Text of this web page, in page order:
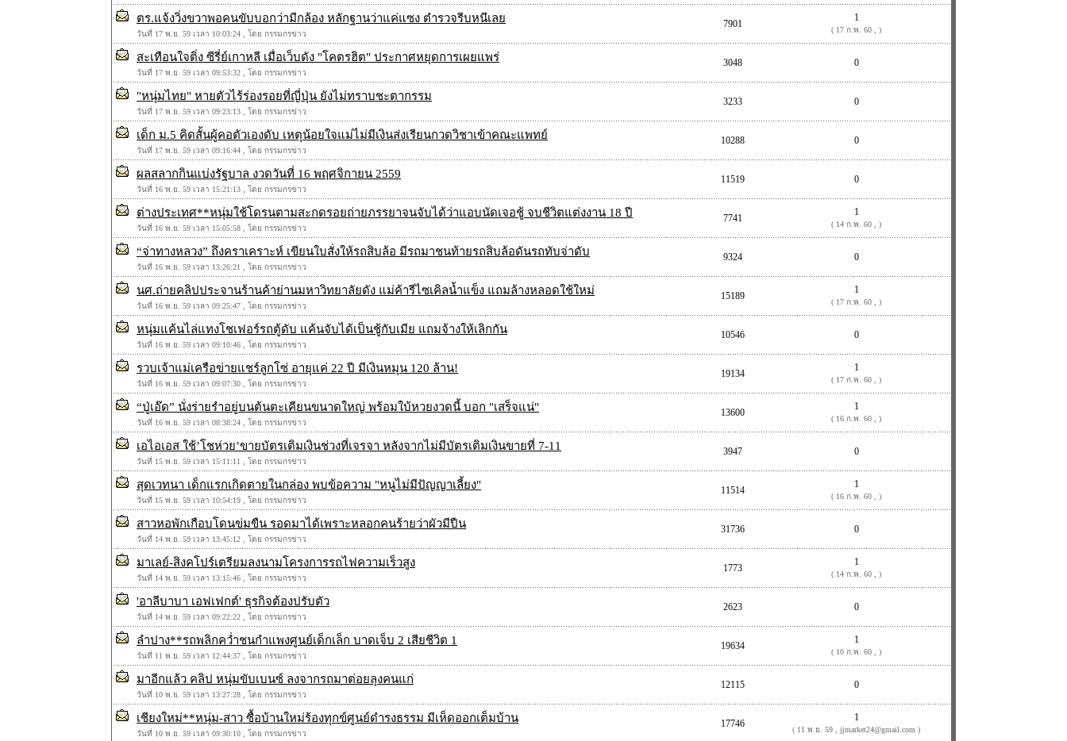
ตร.แจ้งวิ่งขวาพอคนขับบอกว่ามีกล้อง หลักฐานว่าแค่แซง ตำรวจรีบหนีเลย
วันที่ 17 พ.ย. 59 เวลา 10:03:24 , โดย กรรมกรข่าว
7901
1
( 17 ก.พ. 60 , )
สะเทือนใจติ่ง ซีรี่ย์เกาหลี เมื่อเว็บดัง "โคตรฮิต" ประกาศหยุดการเผยแพร่
วันที่ 17 พ.ย. 59 เวลา 09:53:32 , โดย กรรมกรข่าว
3048 0
"หนุ่มไทย" หายตัวไร้ร่องรอยที่ญี่ปุ่น ยังไม่ทราบชะตากรรม
วันที่ 17 พ.ย. 59 เวลา 09:23:13 , โดย กรรมกรข่าว
3233 0
เด็ก ม.5 คิดสั้นผู้คอตัวเองดับ เหตุน้อยใจแม่ไม่มีเงินส่งเรียนกวดวิชาเข้าคณะแพทย์
วันที่ 17 พ.ย. 59 เวลา 09:16:44 , โดย กรรมกรข่าว
10288 0
ผลสลากกินแบ่งรัฐบาล งวดวันที่ 16 พฤศจิกายน 2559
วันที่ 16 พ.ย. 59 เวลา 15:21:13 , โดย กรรมกรข่าว
11519 0
ต่างประเทศ**หนุ่มใช้โดรนตามสะกดรอยถ่ายภรรยาจนจับได้ว่าแอบนัดเจอชู้ จบชีวิตแต่งงาน 18 ปี
วันที่ 16 พ.ย. 59 เวลา 15:05:58 , โดย กรรมกรข่าว
7741
1
( 14 ก.พ. 60 , )
“จ่าทางหลวง” ถึงคราเคราะห์ เขียนใบสั่งให้รถสิบล้อ มีรถมาชนท้ายรถสิบล้อดันรถทับจ่าดับ
วันที่ 16 พ.ย. 59 เวลา 13:26:21 , โดย กรรมกรข่าว
9324 0
นศ.ถ่ายคลิปประจานร้านค้าย่านมหาวิทยาลัยดัง แม่ค้ารีไซเคิลน้ำแข็ง แถมล้างหลอดใช้ใหม่
วันที่ 16 พ.ย. 59 เวลา 09:25:47 , โดย กรรมกรข่าว
15189
1
( 17 ก.พ. 60 , )
หนุ่มแค้นไล่แทงโชเฟอร์รถตู้ดับ แค้นจับได้เป็นชู้กับเมีย แถมจ้างให้เลิกกัน
วันที่ 16 พ.ย. 59 เวลา 09:10:46 , โดย กรรมกรข่าว
10546 0
รวบเจ้าแม่เครือข่ายแชร์ลูกโซ่ อายุแค่ 22 ปี มีเงินหมุน 120 ล้าน!
วันที่ 16 พ.ย. 59 เวลา 09:07:30 , โดย กรรมกรข่าว
19134
1
( 17 ก.พ. 60 , )
“ปู่เอ๊ด” นั่งร่ายรำอยู่บนต้นตะเคียนขนาดใหญ่ พร้อมใบ้หวยงวดนี้ บอก "เสร็จแน่"
วันที่ 16 พ.ย. 59 เวลา 08:38:24 , โดย กรรมกรข่าว
13600
1
( 16 ก.พ. 60 , )
เอไอเอส ใช้’โชห่วย’ขายบัตรเติมเงินช่วงที่เจรจา หลังจากไม่มีบัตรเติมเงินขายที่ 7-11
วันที่ 15 พ.ย. 59 เวลา 15:11:11 , โดย กรรมกรข่าว
3947 0
สุดเวทนา เด็กแรกเกิดตายในกล่อง พบข้อความ "หนูไม่มีปัญญาเลี้ยง"
วันที่ 15 พ.ย. 59 เวลา 10:54:19 , โดย กรรมกรข่าว
11514
1
( 16 ก.พ. 60 , )
สาวหอพักเกือบโดนข่มขืน รอดมาได้เพราะหลอกคนร้ายว่าผัวมีปืน
วันที่ 14 พ.ย. 59 เวลา 13:45:12 , โดย กรรมกรข่าว
31736 0
มาเลย์-สิงคโปร์เตรียมลงนามโครงการรถไฟความเร็วสูง
วันที่ 14 พ.ย. 59 เวลา 13:15:46 , โดย กรรมกรข่าว
1773
1
( 14 ก.พ. 60 , )
'อาลีบาบา เอฟเฟกต์' ธุรกิจต้องปรับตัว
วันที่ 14 พ.ย. 59 เวลา 09:22:22 , โดย กรรมกรข่าว
2623 0
ลำปาง**รถพลิกคว่ำชนกำแพงศูนย์เด็กเล็ก บาดเจ็บ 2 เสียชีวิต 1
วันที่ 11 พ.ย. 59 เวลา 12:44:37 , โดย กรรมกรข่าว
19634
1
( 10 ก.พ. 60 , )
มาอีกแล้ว คลิป หนุ่มขับเบนซ์ ลงจากรถมาต่อยลุงคนแก่
วันที่ 10 พ.ย. 59 เวลา 13:27:28 , โดย กรรมกรข่าว
12115 0
เชียงใหม่**หนุ่ม-สาว ซื้อบ้านใหม่ร้องทุกข์ศูนย์ดำรงธรรม มีเห็ดออกเต็มบ้าน
วันที่ 10 พ.ย. 59 เวลา 09:30:10 , โดย กรรมกรข่าว
17746
1
( 11 พ.ย. 59 , jjmarket24@gmail.com )